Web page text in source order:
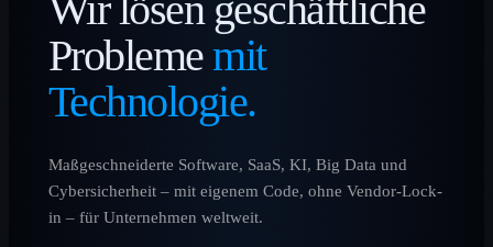
Problememit
Technologie.
Maßgeschneiderte Software, SaaS, KI, Big Data und
Cybersicherheit – mit eigenem Code, ohne Vendor-Lock-
in – für Unternehmen weltweit.